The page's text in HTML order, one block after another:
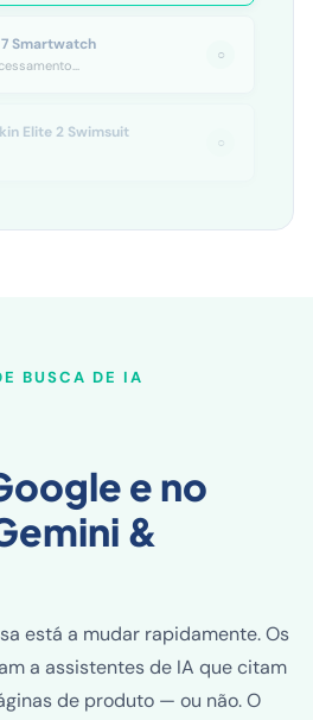
Smartwatch
○
Elite 2 Swimsuit
○
BUSCA DE IA
e no
&
está a mudar rapidamente. Os
a assistentes de IA que citam
de produto — ou não. O